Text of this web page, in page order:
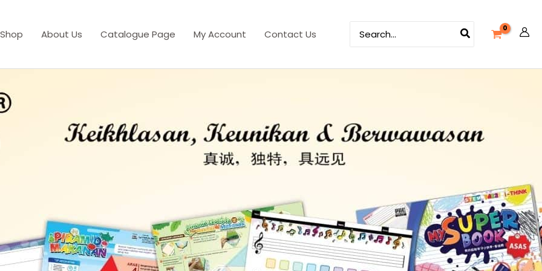
Shop About Us Catalogue Page My Account Contact Us